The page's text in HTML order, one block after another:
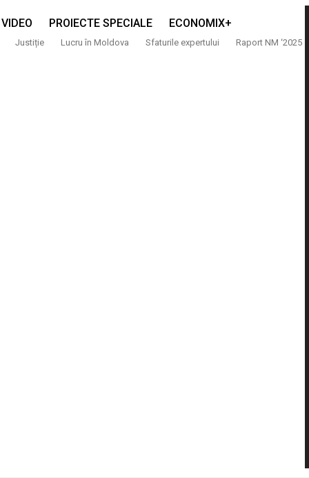
VIDEO PROIECTE SPECIALE ECONOMIX+
Justiție Lucru în Moldova Sfaturile expertului Raport NM ‘2025